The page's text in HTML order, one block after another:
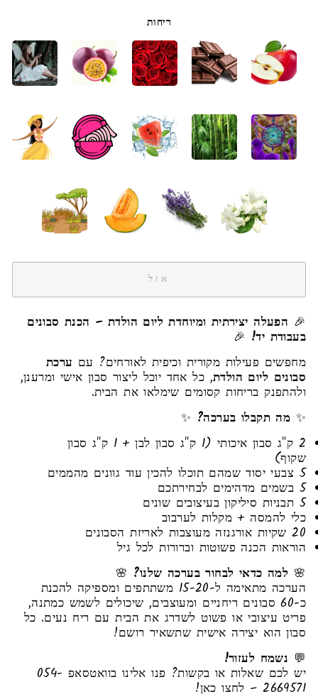
ריחות
אזל
🎉 הפעלה יצירתית ומיוחדת ליום הולדת – הכנת סבונים
בעבודת יד! 🎉
מחפשים פעילות מקורית וכיפית לאורחים? עם ערכת
סבונים ליום הולדת, כל אחד יוכל ליצור סבון אישי ומרענן,
ולהתפנק בריחות קסומים שימלאו את הבית.
✨ מה תקבלו בערכה? ✨
2 ק"ג סבון איכותי (1 ק"ג סבון לבן + 1 ק"ג סבון
שקוף)
5 צבעי יסוד שמהם תוכלו להכין עוד גוונים מהממים
5 בשמים מדהימים לבחירתכם
5 תבניות סיליקון בעיצובים שונים
כלי להמסה + מקלות לערבוב
20 שקיות אורגנזה מעוצבות לאריזת הסבונים
הוראות הכנה פשוטות וברורות לכל גיל
🌸 למה כדאי לבחור בערכה שלנו? 🌸
הערכה מתאימה ל-15-20 משתתפים ומספיקה להכנת
כ-60 סבונים ריחניים ומעוצבים, שיכולים לשמש כמתנה,
פריט עיצובי או פשוט לשדרג את הבית עם ריח נעים. כל
סבון הוא יצירה אישית שתשאיר רושם!
💬 נשמח לעזור!
יש לכם שאלות או בקשות? פנו אלינו בוואטסאפ 054-
2669571 – לחצו כאן!